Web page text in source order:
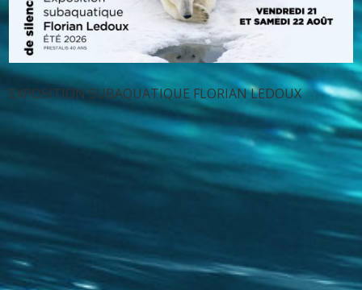
EXPOSITION SUBAQUATIQUE FLORIAN LEDOUX